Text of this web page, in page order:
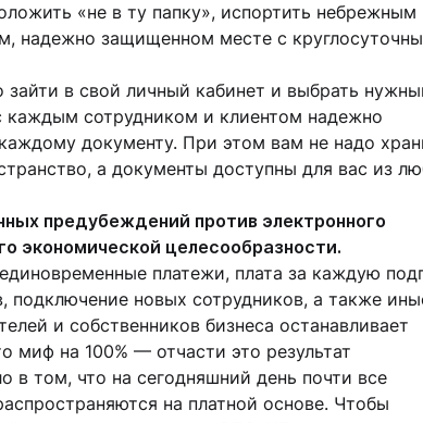
«не в ту папку», испортить небрежным
надежно защищенном месте с
в свой личный кабинет и выбрать
каждым сотрудником и клиентом надежно
документу. При этом вам не надо
а документы доступны для вас из
предубеждений против электронного
экономической целесообразности.
платежи, плата за каждую
подключение новых сотрудников, а также
и собственников бизнеса останавливает
миф на 100% — отчасти это результат
в том, что на сегодняшний день почти все
на платной основе. Чтобы